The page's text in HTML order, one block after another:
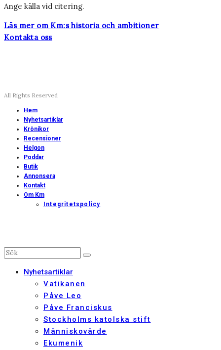
Ange källa vid citering.
Läs mer om Km:s historia och ambitioner
Kontakta oss
All Rights Reserved
Hem
Nyhetsartiklar
Krönikor
Recensioner
Helgon
Poddar
Butik
Annonsera
Kontakt
Om Km
Integritetspolicy
Nyhetsartiklar
Vatikanen
Påve Leo
Påve Franciskus
Stockholms katolska stift
Människovärde
Ekumenik